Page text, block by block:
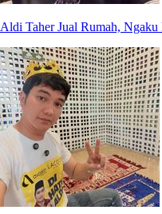
Aldi Taher Jual Rumah,